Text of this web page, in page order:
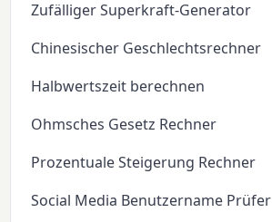
Zufälliger Superkraft-Generator
Chinesischer Geschlechtsrechner
Halbwertszeit berechnen
Ohmsches Gesetz Rechner
Prozentuale Steigerung Rechner
Social Media Benutzername Prüfer